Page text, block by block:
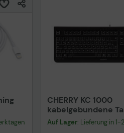
CHERRY KC 1000
kabelgebundene
QWERTZ DE -
Auf Lager: Lieferung in